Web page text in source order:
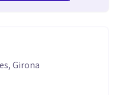
Girona